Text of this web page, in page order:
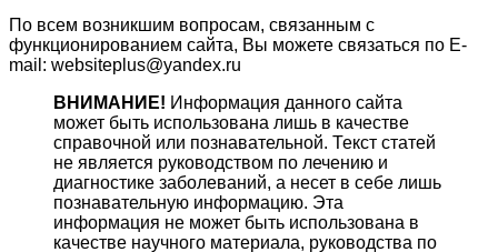
По всем возникшим вопросам, связанным с
функционированием сайта, Вы можете связаться по E-
mail: websiteplus@yandex.ru
ВНИМАНИЕ! Информация данного сайта
может быть использована лишь в качестве
справочной или познавательной. Текст статей
не является руководством по лечению и
диагностике заболеваний, а несет в себе лишь
познавательную информацию. Эта
информация не может быть использована в
качестве научного материала, руководства по